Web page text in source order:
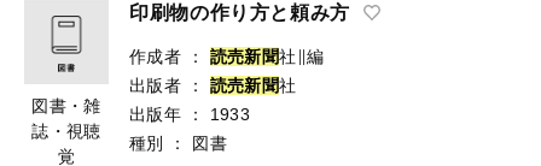
図書・雑
誌・視聴
覚
印刷物の作り方と頼み方
作成者 ： 読売新聞社∥編
出版者
： 読売新聞社
出版年
：
1933
種別
： 図書